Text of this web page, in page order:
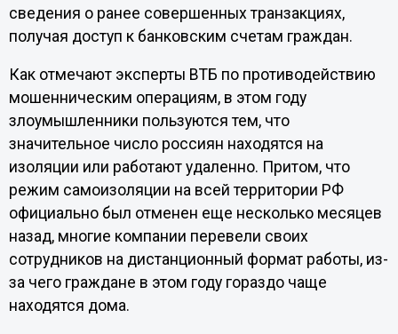
сведения о ранее совершенных транзакциях,
получая доступ к банковским счетам граждан.
Как отмечают эксперты ВТБ по противодействию
мошенническим операциям, в этом году
злоумышленники пользуются тем, что
значительное число россиян находятся на
изоляции или работают удаленно. Притом, что
режим самоизоляции на всей территории РФ
официально был отменен еще несколько месяцев
назад, многие компании перевели своих
сотрудников на дистанционный формат работы, из-
за чего граждане в этом году гораздо чаще
находятся дома.